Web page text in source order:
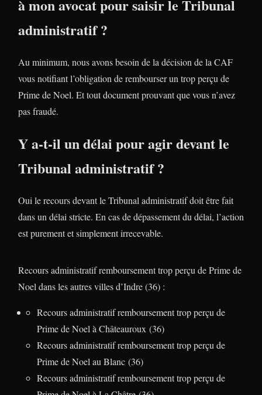
à mon avocat pour saisir le Tribunal
administratif ?
Au minimum, nous avons besoin de la décision de la CAF
vous notifiant l’obligation de rembourser un trop perçu de
Prime de Noel. Et tout document prouvant que vous n’avez
pas fraudé.
Y a-t-il un délai pour agir devant le
Tribunal administratif ?
Oui le recours devant le Tribunal administratif doit être fait
dans un délai stricte. En cas de dépassement du délai, l’action
est purement et simplement irrecevable.
Recours administratif remboursement trop perçu de Prime de
Noel dans les autres villes d’Indre (36) :
Recours administratif remboursement trop perçu de
Prime de Noel à Châteauroux (36)
Recours administratif remboursement trop perçu de
Prime de Noel au Blanc (36)
Recours administratif remboursement trop perçu de